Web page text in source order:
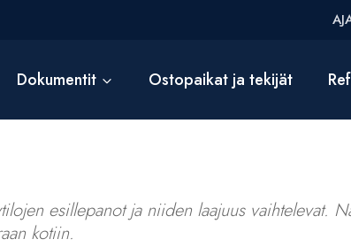
Dokumentit Ostopaikat ja tekijät
esillepanot ja niiden laajuus vaihtelevat.
kotiin.